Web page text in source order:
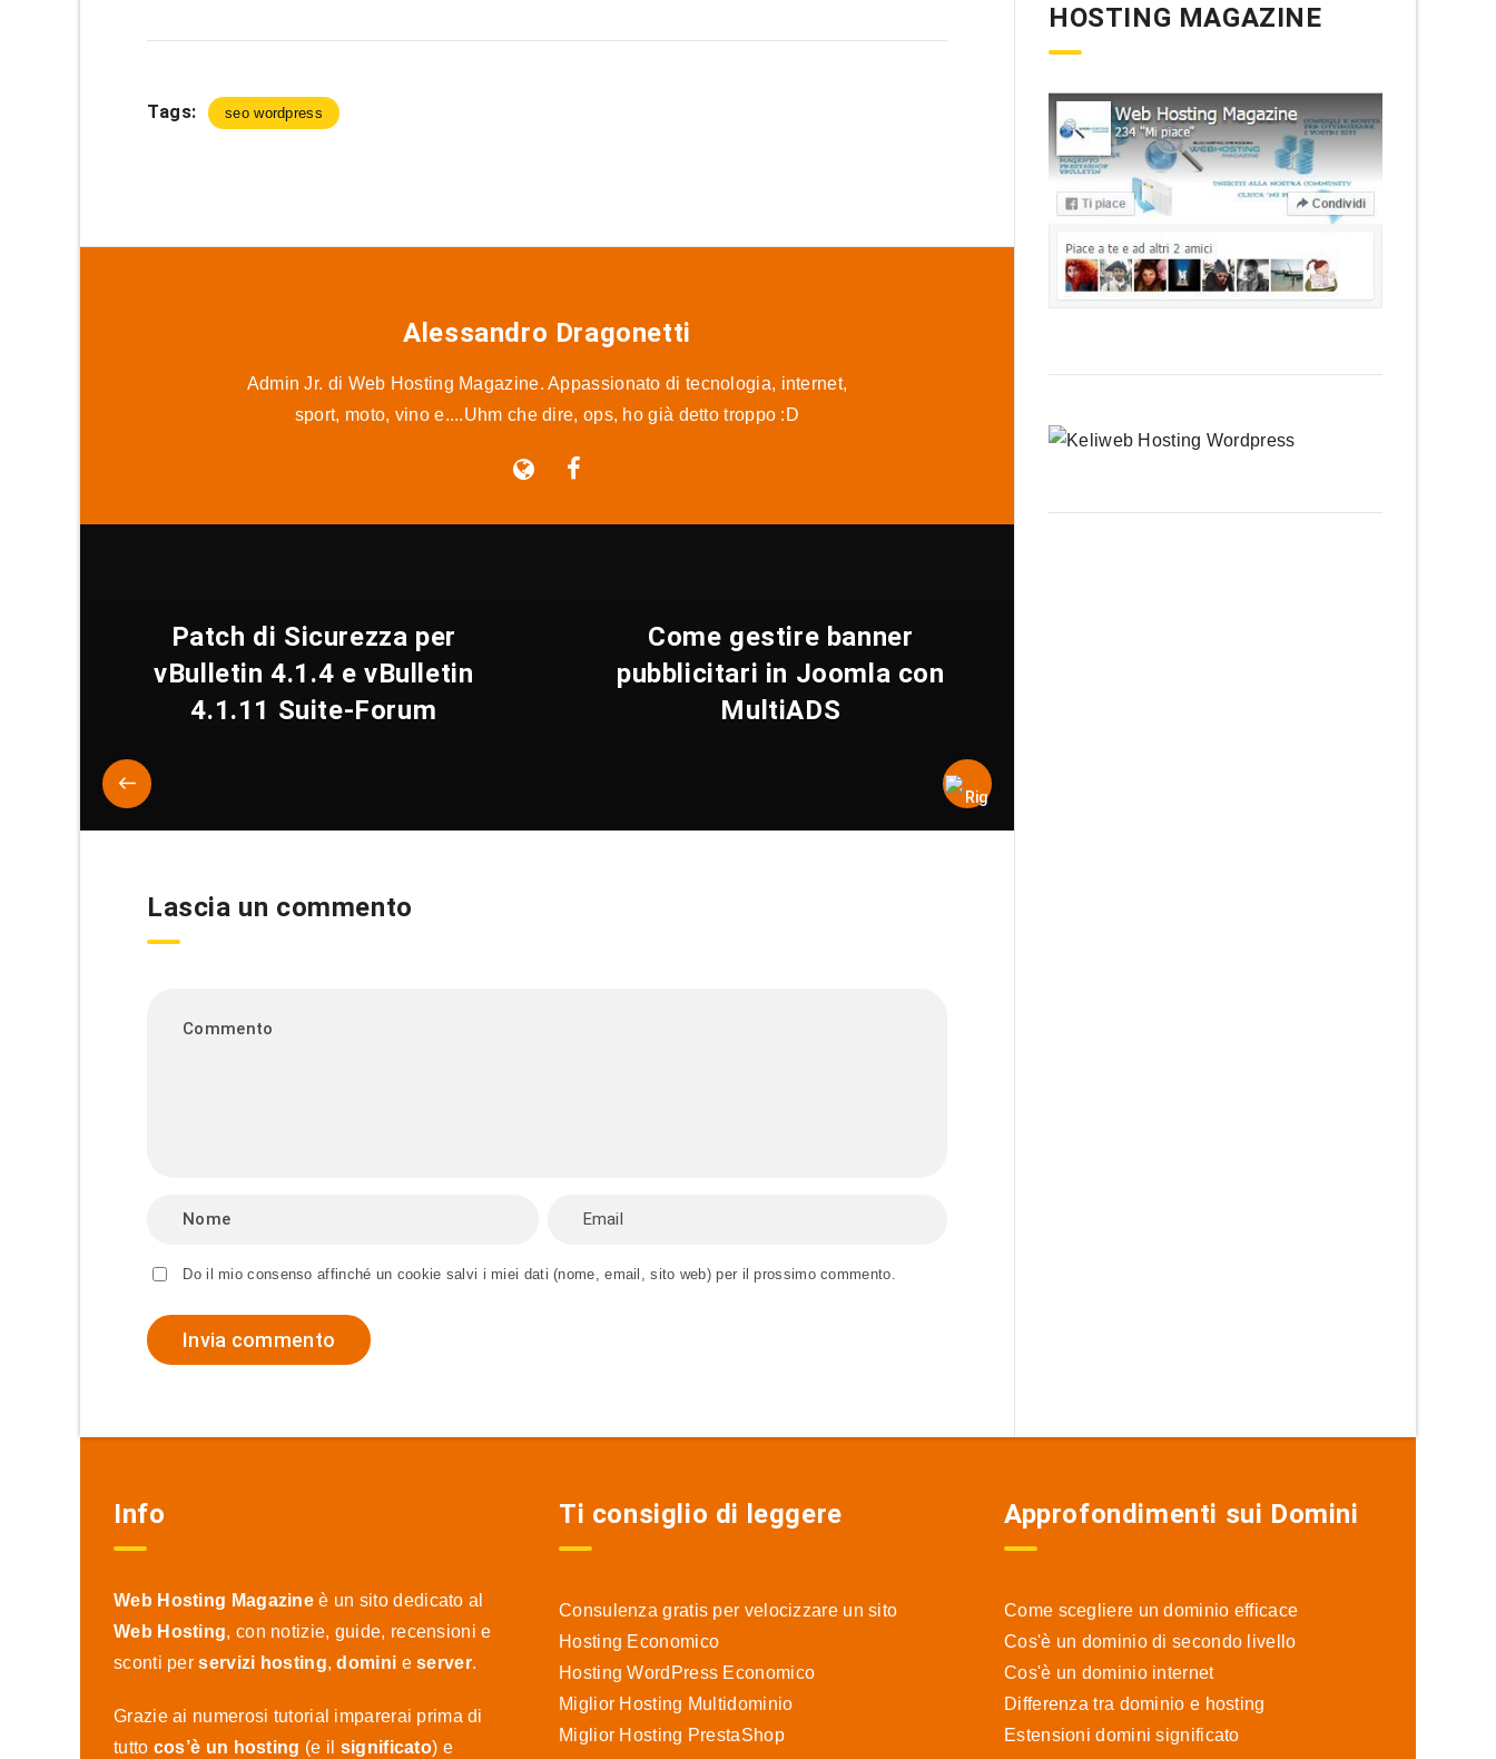
Tags: seo wordpress
Alessandro Dragonetti
Admin Jr. di Web Hosting Magazine. Appassionato di tecnologia, internet,
sport, moto, vino e....Uhm che dire, ops, ho già detto troppo :D
Patch di Sicurezza per
vBulletin 4.1.4 e vBulletin
4.1.11 Suite-Forum
Come gestire banner
pubblicitari in Joomla con
MultiADS
Lascia un commento
Do il mio consenso affinché un cookie salvi i miei dati (nome, email, sito web) per il prossimo commento.
HOSTING MAGAZINE
Info
Web Hosting Magazine è un sito dedicato al
Web Hosting, con notizie, guide, recensioni e
sconti perservizi hosting,domini eserver.
Grazie ai numerosi tutorial imparerai prima di
tutto cos’è un hosting (e il significato) e
Ti consiglio di leggere
Consulenza gratis per velocizzare un sito
Hosting Economico
Hosting WordPress Economico
Miglior Hosting Multidominio
Miglior Hosting PrestaShop
Approfondimenti sui Domini
Come scegliere un dominio efficace
Cos'è un dominio di secondo livello
Cos'è un dominio internet
Differenza tra dominio e hosting
Estensioni domini significato